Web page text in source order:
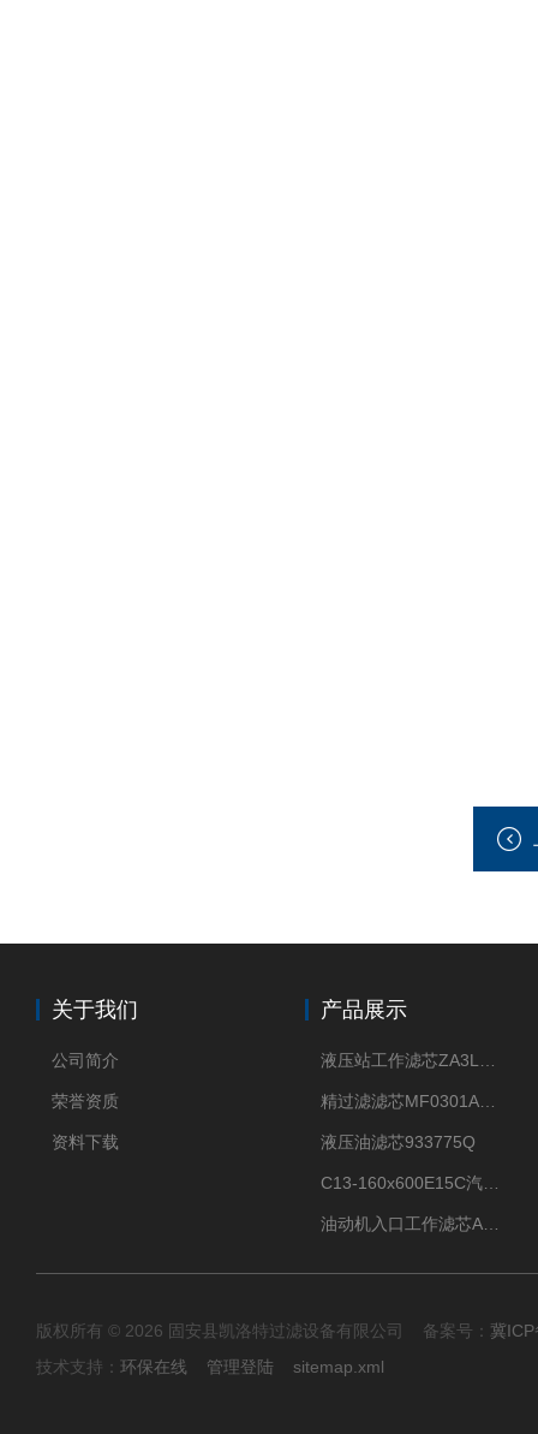
关于我们
公司简介
荣誉资质
资料下载
产品展示
液压油滤芯933775Q
版权所有 © 2026 固安县凯洛特过滤设备有限公司 备案号： 冀
技术支持： 环保在线 管理登陆 sitemap.xml